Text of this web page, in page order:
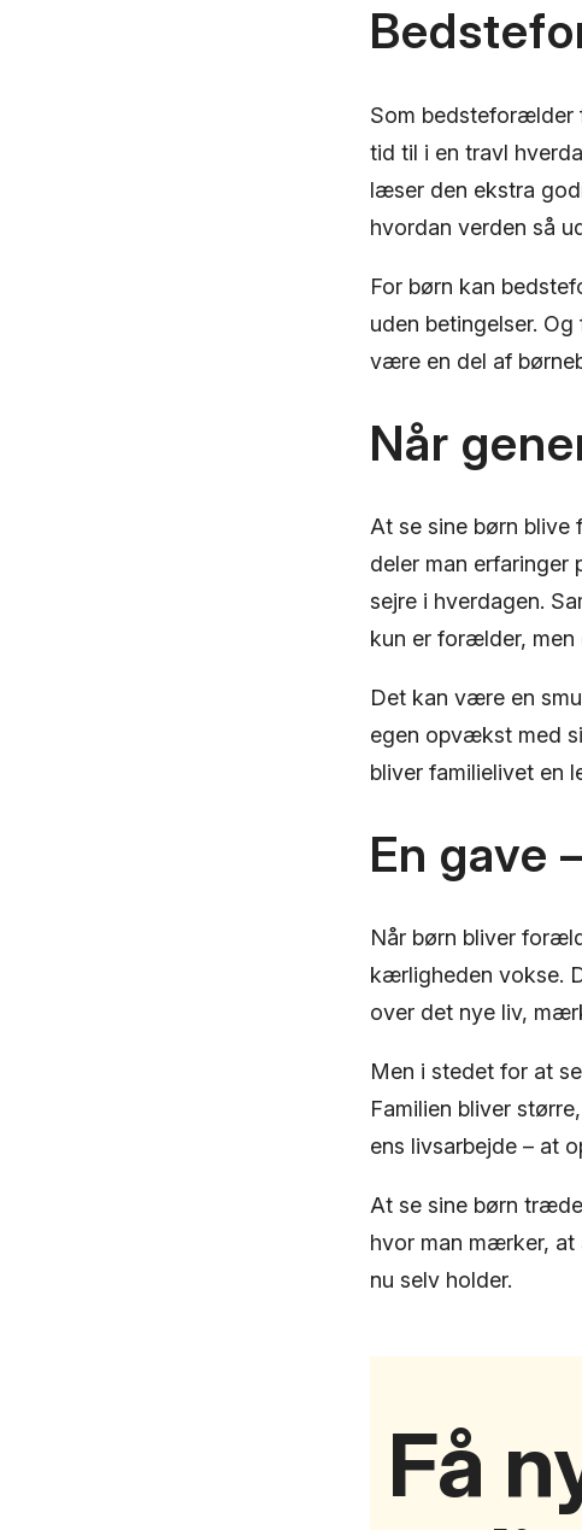
Som bedsteforælder
tid til i en travl
læser den ekstra
hvordan verden så
For børn kan
uden betingelser.
være en del af
Når
At se sine børn blive
deler man
sejre i hverdagen.
kun er forælder, men
Det kan være en
egen opvækst med
bliver familielivet en
En gave
Når børn bliver
kærligheden vokse.
over det nye liv,
Men i stedet for at
Familien bliver
ens livsarbejde – at
At se sine børn
hvor man mærker, at
nu selv holder.
Få